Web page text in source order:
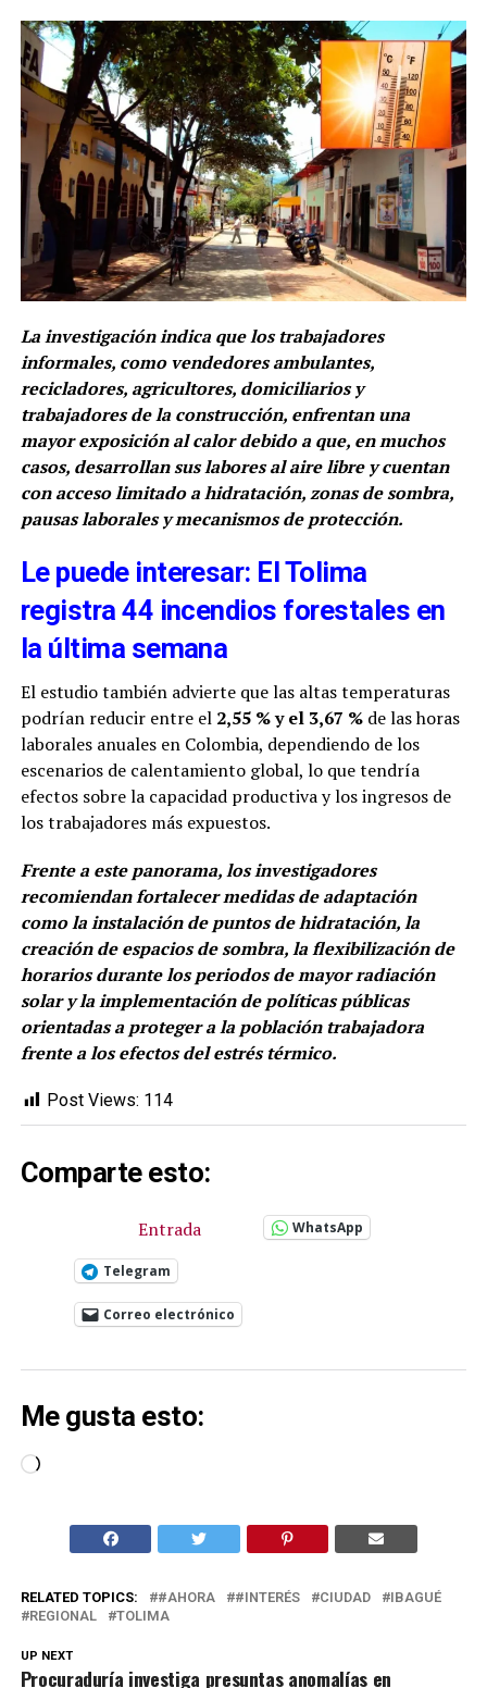
La investigación indica que los trabajadores
informales, como vendedores ambulantes,
recicladores, agricultores, domiciliarios y
trabajadores de la construcción, enfrentan una
mayor exposición al calor debido a que, en muchos
casos, desarrollan sus labores al aire libre y cuentan
con acceso limitado a hidratación, zonas de sombra,
pausas laborales y mecanismos de protección.
Le puede interesar: El Tolima
registra 44 incendios forestales en
la última semana
El estudio también advierte que las altas temperaturas
podrían reducir entre el 2,55 % y el 3,67 %de las horas
laborales anuales en Colombia, dependiendo de los
escenarios de calentamiento global, lo que tendría
efectos sobre la capacidad productiva y los ingresos de
los trabajadores más expuestos.
Frente a este panorama, los investigadores
recomiendan fortalecer medidas de adaptación
como la instalación de puntos de hidratación, la
creación de espacios de sombra, la flexibilización de
horarios durante los periodos de mayor radiación
solar y la implementación de políticas públicas
orientadas a proteger a la población trabajadora
frente a los efectos del estrés térmico.
Post Views: 114
Comparte esto:
Entrada WhatsApp
Telegram
Correo electrónico
Me gusta esto:
Cargando...
RELATED TOPICS: #AHORA #INTERÉS CIUDAD
IBAGUÉ
REGIONAL
TOLIMA
UP NEXT
Procuraduría investiga presuntas anomalías en